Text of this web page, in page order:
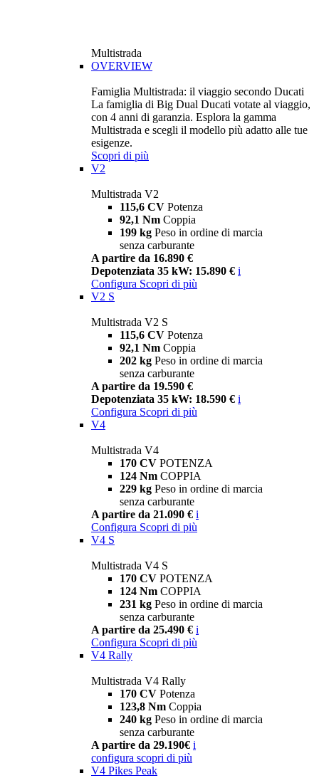
Multistrada
OVERVIEW
Famiglia Multistrada: il viaggio secondo Ducati
La famiglia di Big Dual Ducati votate al viaggio,
con 4 anni di garanzia. Esplora la gamma
Multistrada e scegli il modello più adatto alle tue
esigenze.
Scopri di più
V2
Multistrada V2
115,6 CV Potenza
92,1 Nm Coppia
199 kg Peso in ordine di marcia
senza carburante
A partire da 16.890 €
Depotenziata 35 kW: 15.890 € i
Configura Scopri di più
V2 S
Multistrada V2 S
115,6 CV Potenza
92,1 Nm Coppia
202 kg Peso in ordine di marcia
senza carburante
A partire da 19.590 €
Depotenziata 35 kW: 18.590 € i
Configura Scopri di più
V4
Multistrada V4
170 CV POTENZA
124 Nm COPPIA
229 kg Peso in ordine di marcia
senza carburante
A partire da 21.090 € i
Configura Scopri di più
V4 S
Multistrada V4 S
170 CV POTENZA
124 Nm COPPIA
231 kg Peso in ordine di marcia
senza carburante
A partire da 25.490 € i
Configura Scopri di più
V4 Rally
Multistrada V4 Rally
170 CV Potenza
123,8 Nm Coppia
240 kg Peso in ordine di marcia
senza carburante
A partire da 29.190€ i
configura scopri di più
V4 Pikes Peak